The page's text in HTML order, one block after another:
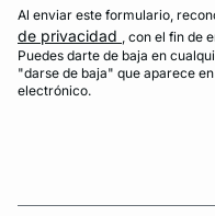
Al enviar este formulario,
de privacidad , con el fin de
Puedes darte de baja en
"darse de baja" que aparece
electrónico.